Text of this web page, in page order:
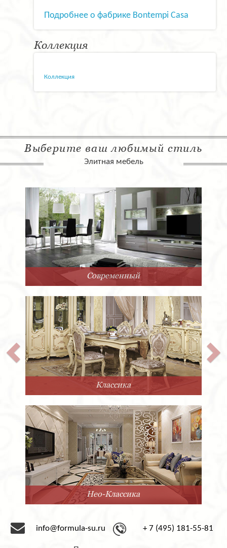
Подробнее о фабрике Bontempi Casa
Коллекция
Коллекция
Выберите ваш любимый стиль
Элитная мебель
Арт-Деко
Прованс
Минимализм
info@formula-su.ru + 7 (495) 181-55-81